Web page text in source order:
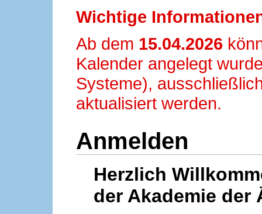
Wichtige
Ab dem 15.04.2026
Kalender angelegt
Systeme),
aktualisiert werden.
Anmelden
Herzlich
der Akademie der